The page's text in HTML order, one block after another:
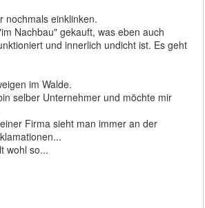
nochmals einklinken.
Nachbau" gekauft, was eben auch
und innerlich undicht ist. Es geht
im Walde.
selber Unternehmer und möchte mir
Firma sieht man immer an der
wohl so...